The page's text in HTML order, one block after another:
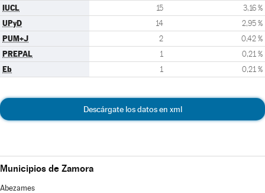
IUCL 15 3,16 %
UPyD 14 2,95 %
PUM+J 2 0,42 %
PREPAL 1 0,21 %
Eb 1 0,21 %
Descárgate los datos en xml
Municipios de Zamora
Abezames